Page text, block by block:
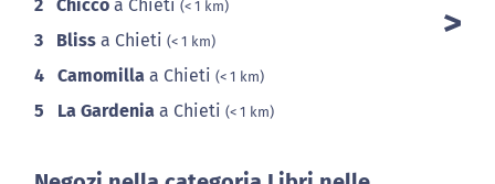
2 Chicco a Chieti (< 1 km)
3 Bliss a Chieti (< 1 km)
4 Camomilla a Chieti (< 1 km)
5 La Gardenia a Chieti (< 1 km)